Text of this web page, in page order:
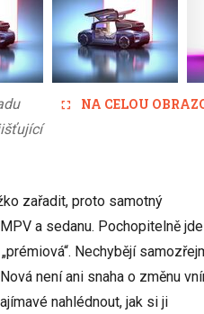
NA CELOU
zařadit, proto samotný
a sedanu. Pochopitelně
Nechybějí
není ani snaha o změnu
nahlédnout, jak si ji